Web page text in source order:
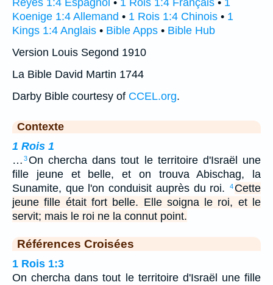
Reyes 1:4 Espagnol • 1 Rois 1:4 Français • 1
Koenige 1:4 Allemand • 1 Rois 1:4 Chinois • 1
Kings 1:4 Anglais • Bible Apps • Bible Hub
Version Louis Segond 1910
La Bible David Martin 1744
Darby Bible courtesy of CCEL.org.
Contexte
1 Rois 1
… 3On chercha dans tout le territoire d'Israël une
fille jeune et belle, et on trouva Abischag, la
Sunamite, que l'on conduisit auprès du roi.
4 Cette
jeune fille était fort belle. Elle soigna le roi, et le
servit; mais le roi ne la connut point.
Références Croisées
1 Rois 1:3
On chercha dans tout le territoire d'Israël une fille